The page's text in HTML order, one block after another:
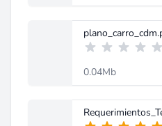
0.04Mb